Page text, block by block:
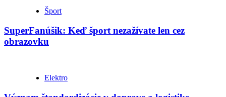
Šport
SuperFanúšik: Keď šport nezažívate len cez
obrazovku
Elektro